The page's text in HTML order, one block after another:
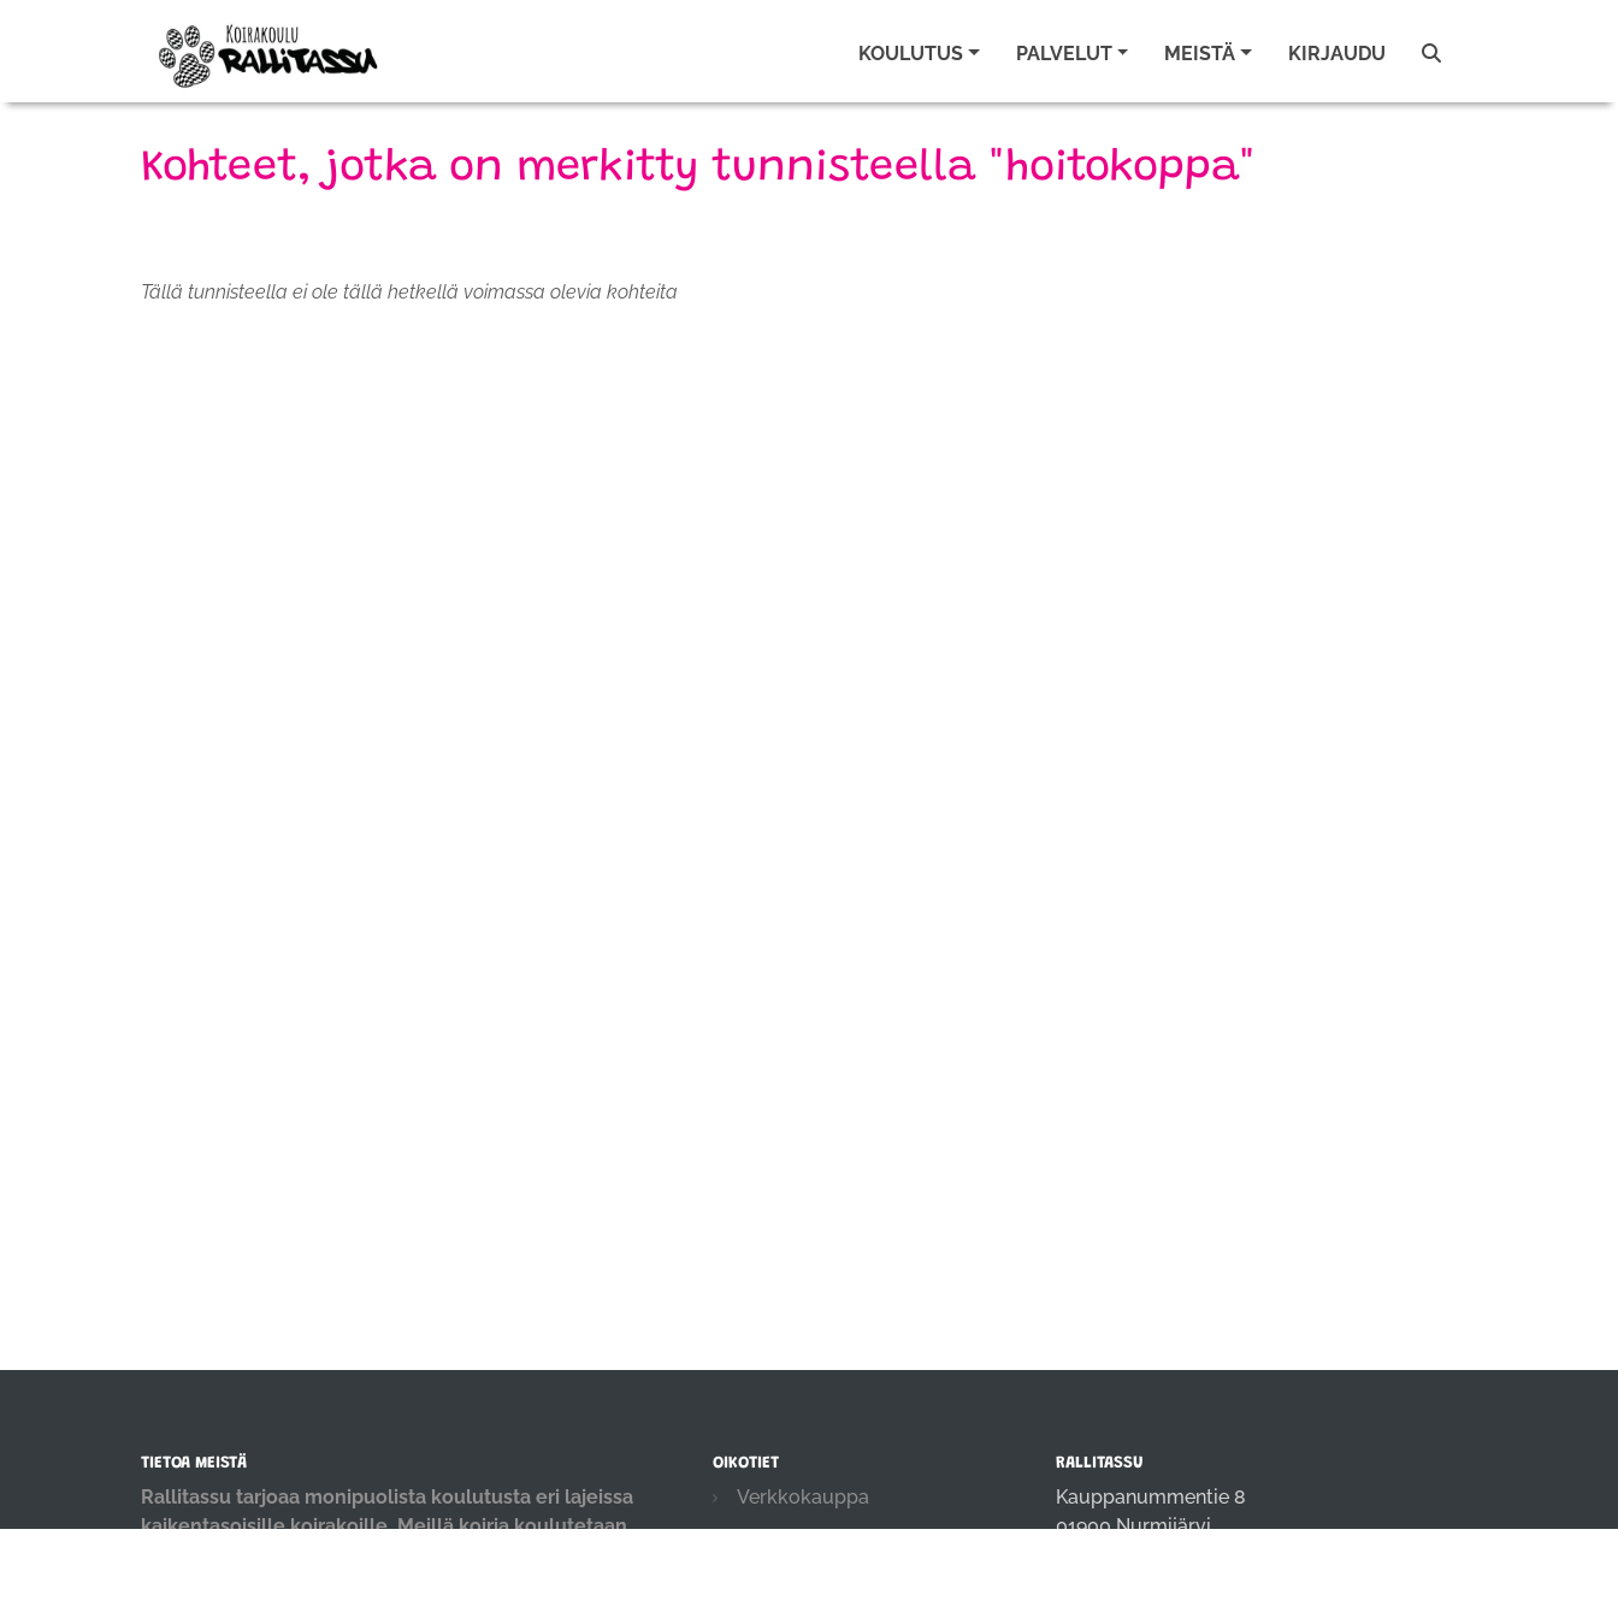
KOULUTUS PALVELUT MEISTÄ KIRJAUDU
Kohteet, jotka on merkitty tunnisteella "hoitokoppa"
Tällä tunnisteella ei ole tällä hetkellä voimassa olevia kohteita
TIETOA MEISTÄ
Rallitassu tarjoaa monipuolista koulutusta eri lajeissa
kaikentasoisille koirakoille. Meillä koiria koulutetaan
OIKOTIET
Verkkokauppa
RALLITASSU
Kauppanummentie 8
01900 Nurmijärvi